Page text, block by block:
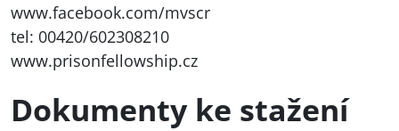
www.facebook.com/mvscr
tel: 00420/602308210
www.prisonfellowship.cz
Dokumenty ke stažení